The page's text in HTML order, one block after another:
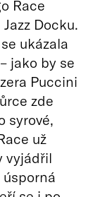
Race
Docku.
ukázala
jako by se
Puccini
zde
syrové,
už
vyjádřil